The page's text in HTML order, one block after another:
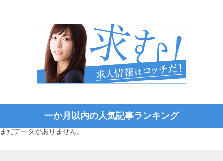
一か月以内の人気記事ランキング
まだデータがありません。